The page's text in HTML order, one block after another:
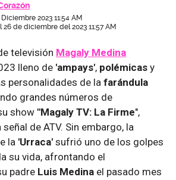
2023 11:54 AM
de diciembre del 2023 11:57 AM
televisión Magaly Medina
lleno de 'ampays', polémicas y
personalidades de la farándula
grandes números de
show "Magaly TV: La Firme",
de ATV. Sin embargo, la
la 'Urraca' sufrió uno de los golpes
su vida, afrontando el
padre Luis Medina el pasado mes